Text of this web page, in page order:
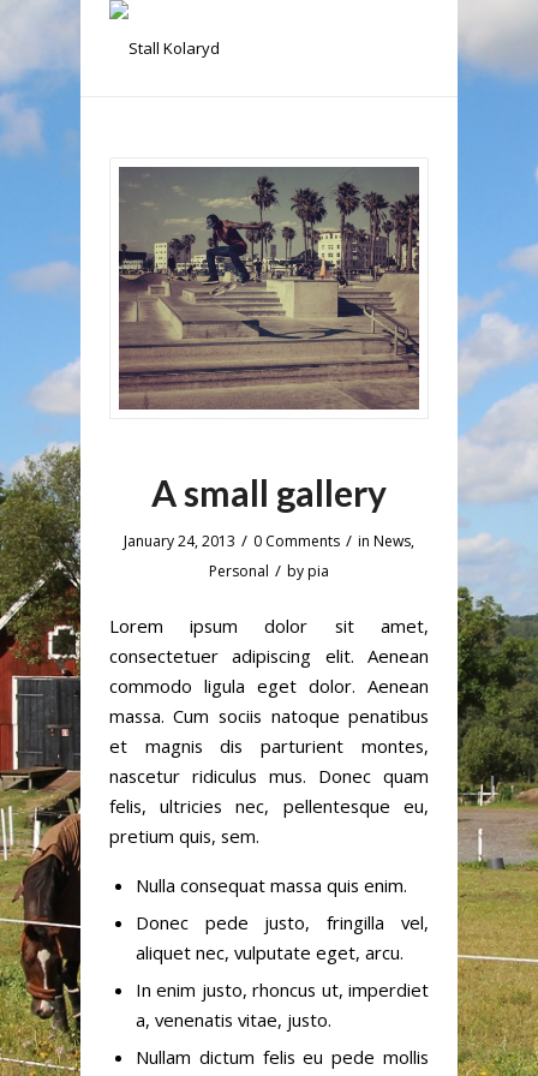
A small gallery
January 24, 2013 / 0 Comments / in News,
Personal / bypia
Lorem ipsum dolor sit amet,
consectetuer adipiscing elit. Aenean
commodo ligula eget dolor. Aenean
massa. Cum sociis natoque penatibus
et magnis dis parturient montes,
nascetur ridiculus mus. Donec quam
felis, ultricies nec, pellentesque eu,
pretium quis, sem.
Nulla consequat massa quis enim.
Donec pede justo, fringilla vel,
aliquet nec, vulputate eget, arcu.
In enim justo, rhoncus ut, imperdiet
a, venenatis vitae, justo.
Nullam dictum felis eu pede mollis